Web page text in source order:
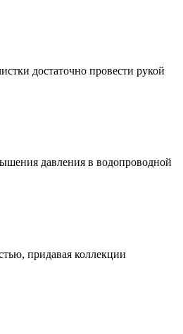
достаточно провести рукой
давления в водопроводной
придавая коллекции